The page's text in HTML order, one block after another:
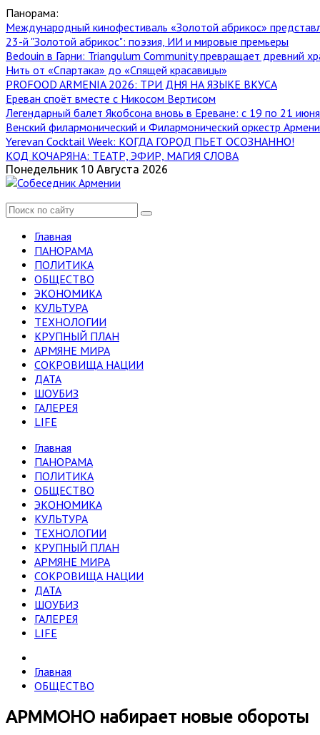
Панорама:
Международный кинофестиваль «Золотой абрикос»
23-й "Золотой абрикос": поэзия, ИИ и мировые премьеры
Bedouin в Гарни: Triangulum Community превращает древний
Нить от «Спартака» до «Спящей красавицы»
PROFOOD ARMENIA 2026: ТРИ ДНЯ НА ЯЗЫКЕ ВКУСА
Ереван споёт вместе с Никосом Вертисом
Легендарный балет Якобсона вновь в Ереване: с 19 по 21
Венский филармонический и Филармонический оркестр
Yerevan Cocktail Week: КОГДА ГОРОД ПЬЕТ ОСОЗНАННО!
КОД КОЧАРЯНА: ТЕАТР, ЭФИР, МАГИЯ СЛОВА
Понедельник 10 Августа 2026
Главная
ПАНОРАМА
ПОЛИТИКА
ОБЩЕСТВО
ЭКОНОМИКА
КУЛЬТУРА
ТЕХНОЛОГИИ
КРУПНЫЙ ПЛАН
АРМЯНЕ МИРА
СОКРОВИЩА НАЦИИ
ДАТА
ШОУБИЗ
ГАЛЕРЕЯ
LIFE
Главная
ПАНОРАМА
ПОЛИТИКА
ОБЩЕСТВО
ЭКОНОМИКА
КУЛЬТУРА
ТЕХНОЛОГИИ
КРУПНЫЙ ПЛАН
АРМЯНЕ МИРА
СОКРОВИЩА НАЦИИ
ДАТА
ШОУБИЗ
ГАЛЕРЕЯ
LIFE
Главная
ОБЩЕСТВО
АРММОНО набирает новые обороты